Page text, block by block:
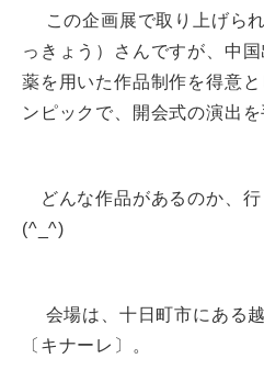
この企画展で取り上げら
っきょう）さんですが、中
薬を用いた作品制作を得意
ンピックで、開会式の演出を
どんな作品があるのか、行
(^_^)
会場は、十日町市にある
〔キナーレ〕。